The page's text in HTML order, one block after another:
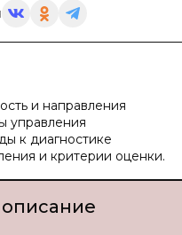
и направления
управления
к диагностике
и критерии оценки.